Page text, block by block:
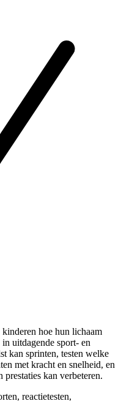
hoe hun lichaam
uitdagende sport- en
kan sprinten, testen welke
met kracht en snelheid, en
prestaties kan verbeteren.
reactietesten,